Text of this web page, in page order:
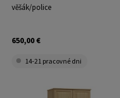
věšák/police
650,00 €
14-21 pracovné dni